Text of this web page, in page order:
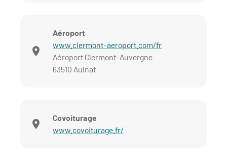
Aéroport
www.clermont-aeroport.com/fr
Aéroport Clermont-Auvergne
63510 Aulnat
Covoiturage
www.covoiturage.fr/